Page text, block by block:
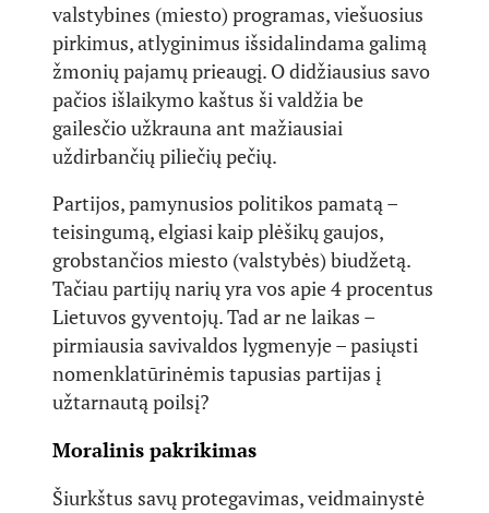
valstybines (miesto) programas, viešuosius
pirkimus, atlyginimus išsidalindama galimą
žmonių pajamų prieaugį. O didžiausius savo
pačios išlaikymo kaštus ši valdžia be
gailesčio užkrauna ant mažiausiai
uždirbančių piliečių pečių.
Partijos, pamynusios politikos pamatą –
teisingumą, elgiasi kaip plėšikų gaujos,
grobstančios miesto (valstybės) biudžetą.
Tačiau partijų narių yra vos apie 4 procentus
Lietuvos gyventojų. Tad ar ne laikas –
pirmiausia savivaldos lygmenyje – pasiųsti
nomenklatūrinėmis tapusias partijas į
užtarnautą poilsį?
Moralinis pakrikimas
Šiurkštus savų protegavimas, veidmainystė